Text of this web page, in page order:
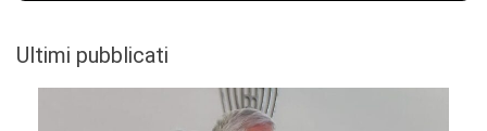
Ultimi pubblicati